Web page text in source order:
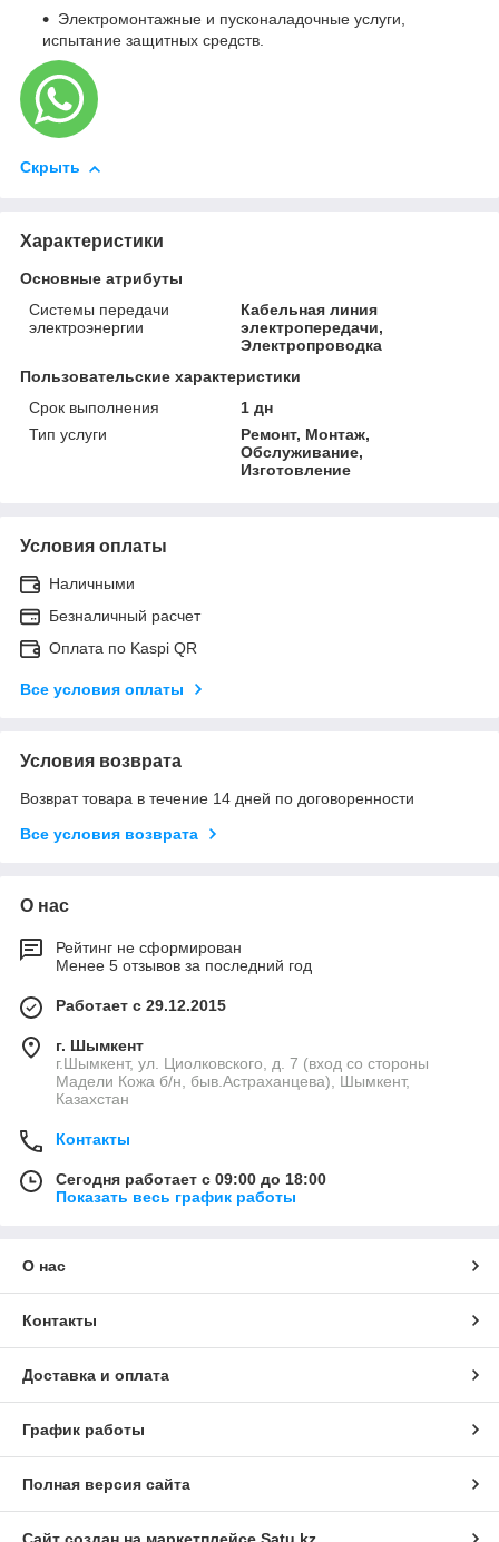
Электромонтажные и пусконаладочные услуги,
испытание защитных средств.
Скрыть
Характеристики
Основные атрибуты
Системы передачи
электроэнергии
Кабельная линия
электропередачи,
Электропроводка
Пользовательские характеристики
Срок выполнения
1 дн
Тип услуги
Ремонт, Монтаж,
Обслуживание,
Изготовление
Условия оплаты
Наличными
Безналичный расчет
Оплата по Kaspi QR
Все условия оплаты
Условия возврата
Возврат товара в течение 14 дней по договоренности
Все условия возврата
О нас
Рейтинг не сформирован
Менее 5 отзывов за последний год
Работает с 29.12.2015
г. Шымкент
г.Шымкент, ул. Циолковского, д. 7 (вход со стороны
Мадели Кожа б/н, быв.Астраханцева), Шымкент,
Казахстан
Контакты
Сегодня работает с 09:00 до 18:00
Показать весь график работы
О нас
Контакты
Доставка и оплата
График работы
Полная версия сайта
Сайт создан на маркетплейсе Satu.kz